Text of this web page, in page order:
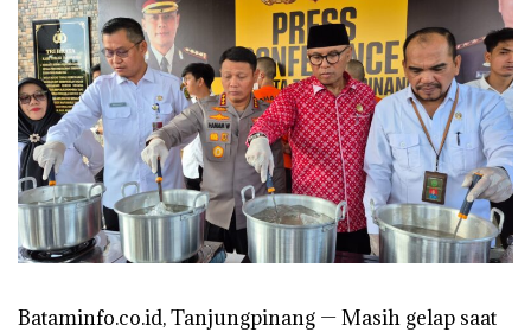
Bataminfo.co.id, Tanjungpinang — Masih gelap saat